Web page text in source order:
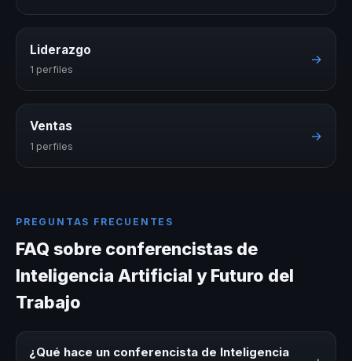
Liderazgo
1 perfiles
→
Ventas
1 perfiles
→
PREGUNTAS FRECUENTES
FAQ sobre conferencistas de
Inteligencia Artificial y Futuro del
Trabajo
¿Qué hace un conferencista de Inteligencia